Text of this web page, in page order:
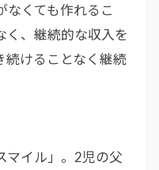
なくても作れるこ
く、継続的な収入を
続けることなく継続
マイル」。2児の父